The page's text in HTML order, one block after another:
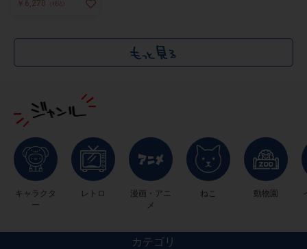
￥6,270 (税込)
キャラクタ
ー
レトロ
漫画・アニ
メ
ねこ 動物園
カテゴリ